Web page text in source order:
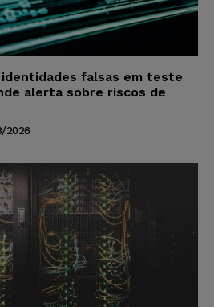
falsas em teste
alerta sobre riscos de
2026